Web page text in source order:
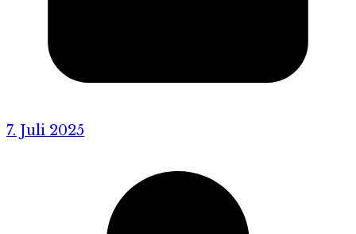
7. Juli 2025